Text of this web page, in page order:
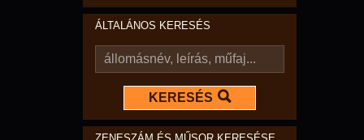
ÁLTALÁNOS KERESÉS
KERESÉS